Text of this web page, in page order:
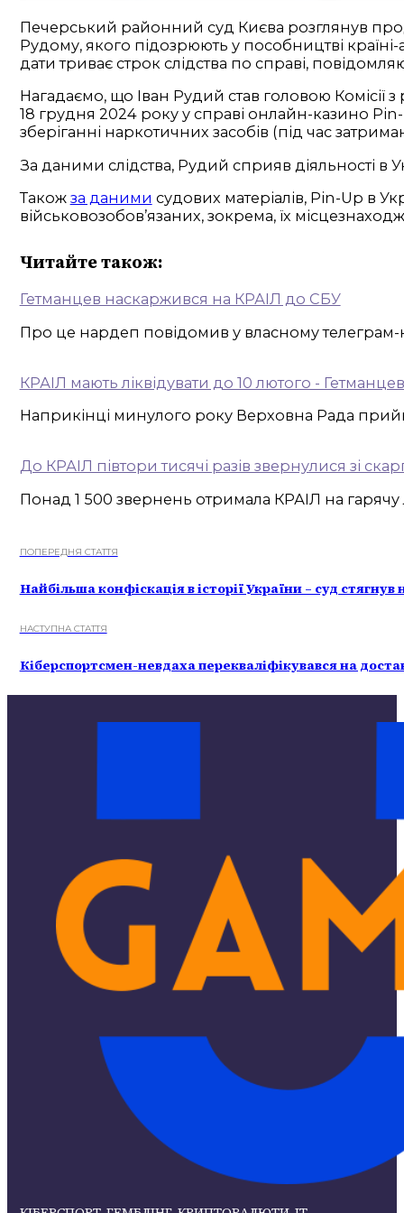
Печерський районний суд Києва розглянув
Рудому, якого підозрюють у пособництві
дати триває строк слідства по справі,
Нагадаємо, що Іван Рудий став головою
18 грудня 2024 року у справі онлайн-казино
зберіганні наркотичних засобів (під час
За даними слідства, Рудий сприяв діяльності в
Також за даними судових матеріалів, Pin-Up в
військовозобов’язаних, зокрема, їх
Читайте також:
Гетманцев наскаржився на КРАІЛ до СБУ
Про це нардеп повідомив у власному телеграм-
КРАІЛ мають ліквідувати до 10 лютого - Гетманцев
Наприкінці минулого року Верховна Рада
До КРАІЛ півтори тисячі разів звернулися зі
Понад 1 500 звернень отримала КРАІЛ на гарячу
ПОПЕРЕДНЯ СТАТТЯ
Найбільша конфіскація в історії України – суд
НАСТУПНА СТАТТЯ
Кіберспортсмен-невдаха перекваліфікувався на